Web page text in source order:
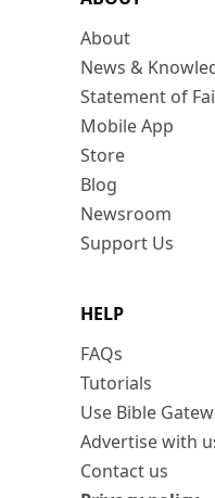
About
News &
Statement of
Mobile App
Store
Blog
Newsroom
Support Us
HELP
FAQs
Tutorials
Use Bible
Advertise with
Contact us